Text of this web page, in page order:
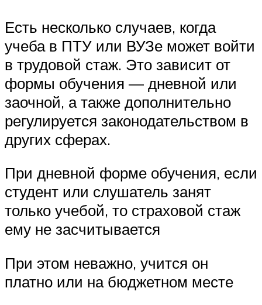
Есть несколько случаев, когда
учеба в ПТУ или ВУЗе может войти
в трудовой стаж. Это зависит от
формы обучения — дневной или
заочной, а также дополнительно
регулируется законодательством в
других сферах.
При дневной форме обучения, если
студент или слушатель занят
только учебой, то страховой стаж
ему не засчитывается
При этом неважно, учится он
платно или на бюджетном месте